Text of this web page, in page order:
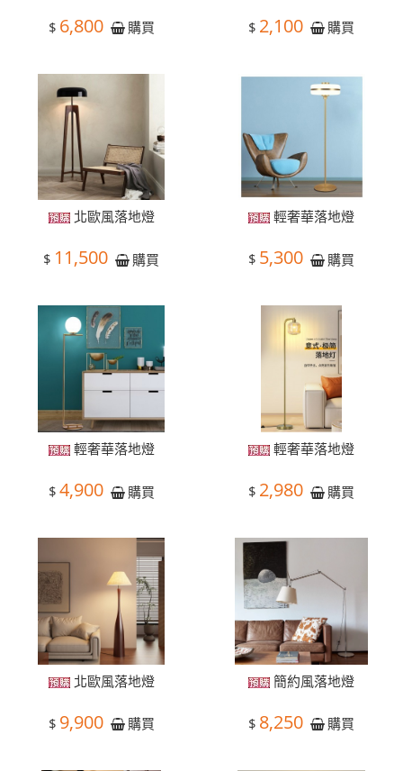
$ 6,800 購買 $ 2,100 購買
北歐風落地燈
$ 11,500 購買
輕奢華落地燈
$ 5,300 購買
輕奢華落地燈
$ 4,900 購買
輕奢華落地燈
$ 2,980 購買
北歐風落地燈
$ 9,900 購買
簡約風落地燈
$ 8,250 購買